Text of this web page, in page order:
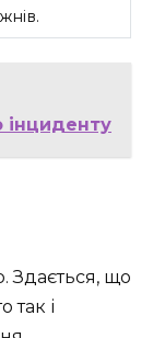
інциденту
Здається, що
і